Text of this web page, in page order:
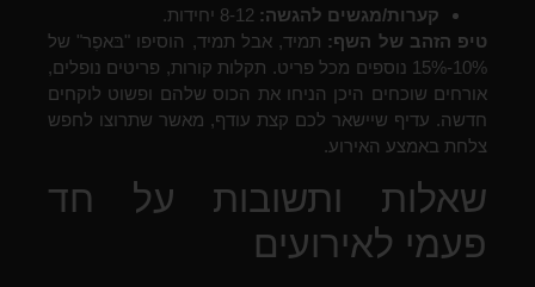
קערות/מגשים להגשה:
טיפ הזהב של השף: תמיד, אבל תמיד, הוסיפו "בּאפֶר" של
10%-15% נוספים מכל פריט. תקלות קורות, פריטים נופלים,
אורחים שוכחים היכן הניחו את הכוס שלהם ופשוט לוקחים
חדשה. עדיף שיישאר לכם קצת עודף, מאשר שתרוצו לחפש
צלחת באמצע האירוע.
שאלות ותשובות על חד
פעמי לאירועים